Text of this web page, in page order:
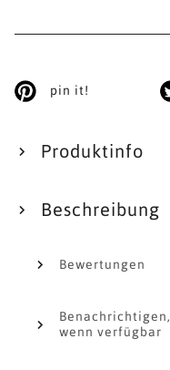
pin it!
Produktinfo
Beschreibung
Bewertungen
Benachrichtigen,
wenn verfügbar